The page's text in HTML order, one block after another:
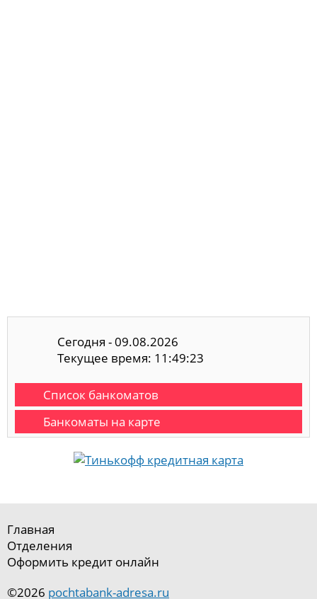
Сегодня - 09.08.2026
Текущее время: 11:49:23
Список банкоматов
Банкоматы на карте
Главная
Отделения
Оформить кредит онлайн
©2026 pochtabank-adresa.ru